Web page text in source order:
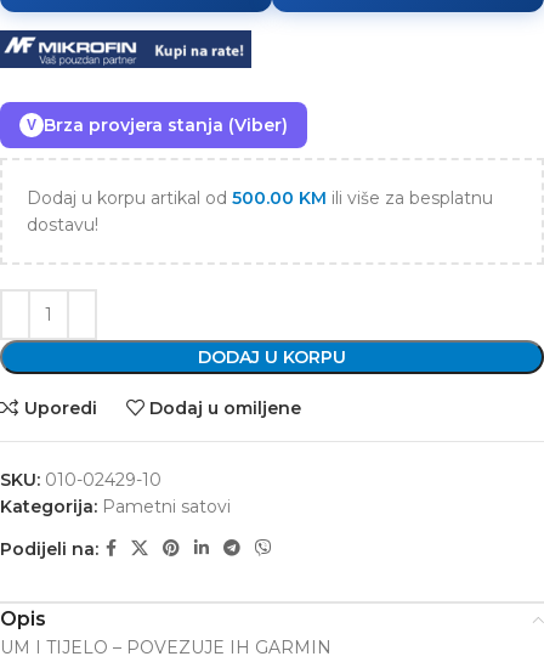
V Brza provjera stanja (Viber)
Dodaj u korpu artikal od 500.00 KM ili više za besplatnu
dostavu!
DODAJ U KORPU
Uporedi Dodaj u omiljene
SKU: 010-02429-10
Kategorija: Pametni satovi
Podijeli na:
Opis
UM I TIJELO – POVEZUJE IH GARMIN